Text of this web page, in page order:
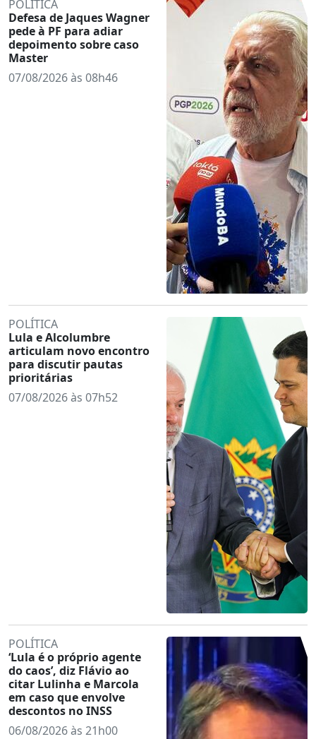
POLÍTICA
Defesa de Jaques Wagner
pede à PF para adiar
depoimento sobre caso
Master
07/08/2026 às 08h46
POLÍTICA
Lula e Alcolumbre
articulam novo encontro
para discutir pautas
prioritárias
07/08/2026 às 07h52
POLÍTICA
‘Lula é o próprio agente
do caos’, diz Flávio ao
citar Lulinha e Marcola
em caso que envolve
descontos no INSS
06/08/2026 às 21h00